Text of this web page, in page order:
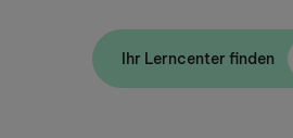
Ihr Lerncenter finden